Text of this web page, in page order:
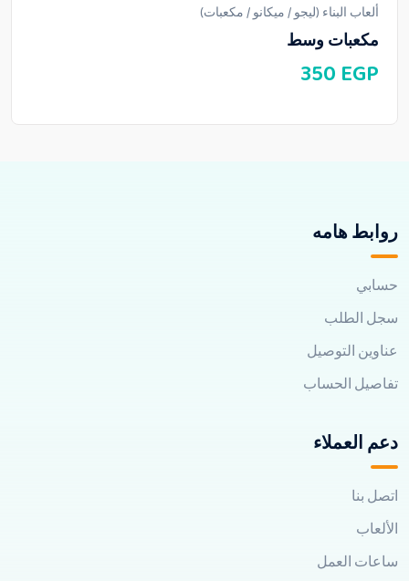
ألعاب البناء (ليجو / ميكانو / مكعبات)
مكعبات وسط
350 EGP
روابط هامه
حسابي
سجل الطلب
عناوين التوصيل
تفاصيل الحساب
دعم العملاء
اتصل بنا
الألعاب
ساعات العمل